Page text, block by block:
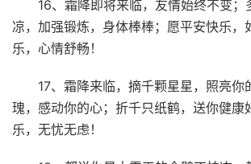
16、霜降即将来临，友情始终不变；
凉，加强锻炼，身体棒棒；愿平安快乐，
乐，心情舒畅！
17、霜降来临，摘千颗星星，照亮你
瑰，感动你的心；折千只纸鹤，送你健康
乐，无忧无虑！